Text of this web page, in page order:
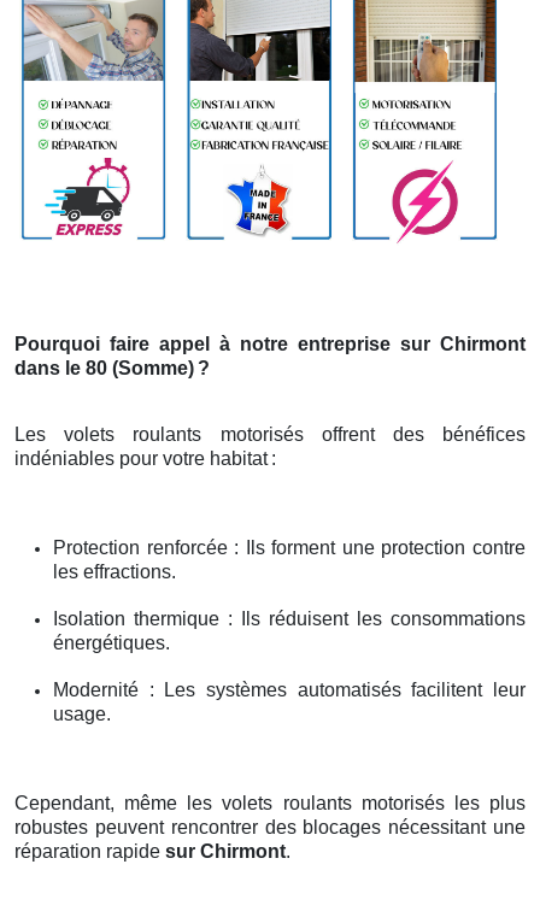
Pourquoi faire appel à notre entreprise sur Chirmont
dans le 80 (Somme) ?
Les volets roulants motorisés offrent des bénéfices
indéniables pour votre habitat :
Protection renforcée : Ils forment une protection contre
les effractions.
Isolation thermique : Ils réduisent les consommations
énergétiques.
Modernité : Les systèmes automatisés facilitent leur
usage.
Cependant, même les volets roulants motorisés les plus
robustes peuvent rencontrer des blocages nécessitant une
réparation rapide sur Chirmont.